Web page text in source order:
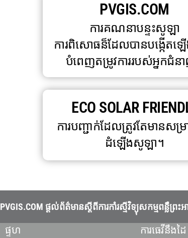
PVGIS.COM
ការគណនាបន្ទះសូឡា
ការពិសោធន៏ដែលបានបង្កើតឡើ
បំពេញតម្រូវការរបស់អ្នកជំន
ECO SOLAR
ការបញ្ជាក់ដែលត្រូវតែមានសម្រ
ដំឡើងសូឡា។
PVGIS.COM ផ្តល់ព័ត៌មានស្តីពីការកាំរស្មីវិទ្យុសកម្មពន្
ផ្ទហ ការធេវីនឹងដ